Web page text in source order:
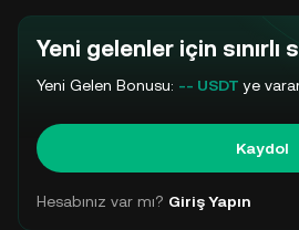
Yeni gelenler için sınırlı
Yeni Gelen Bonusu: -- USDT ye
Kaydol
Hesabınız var mı? Giriş Yapın